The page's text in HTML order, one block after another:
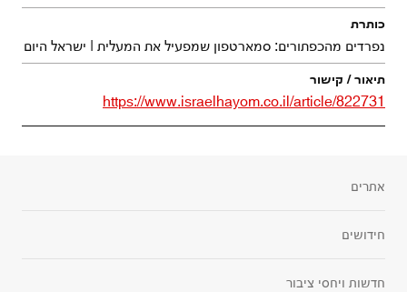
נפרדים מהכפתורים: סמארטפון שמפעיל את המעלית | ישראל היום
https://www.israelhayom.co.il/article/822731
אתרים
חידושים
חדשות ויחסי ציבור